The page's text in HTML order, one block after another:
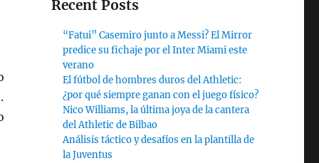
Recent Posts
“Fatui” Casemiro junto a Messi? El Mirror
predice su fichaje por el Inter Miami este
verano
El fútbol de hombres duros del Athletic:
¿por qué siempre ganan con el juego físico?
Nico Williams, la última joya de la cantera
del Athletic de Bilbao
Análisis táctico y desafíos en la plantilla de
la Juventus